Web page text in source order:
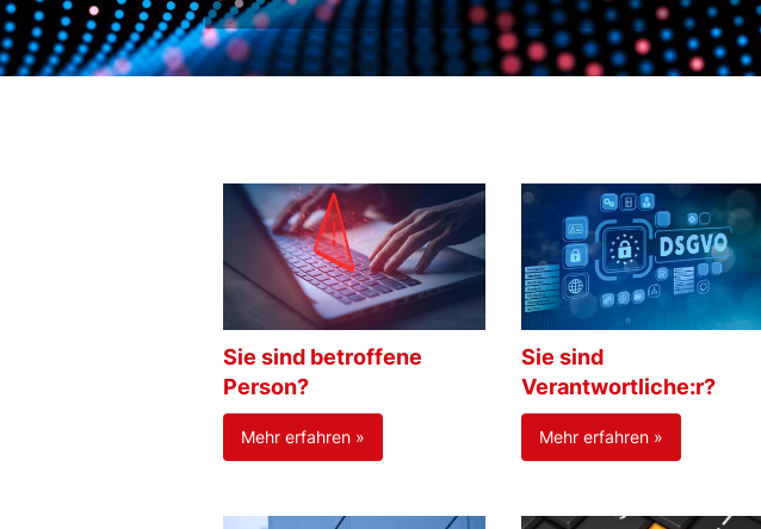
Sie sind betroffene
Person?
Mehr erfahren »
Sie sind
Verantwortliche:r?
Mehr erfahren »